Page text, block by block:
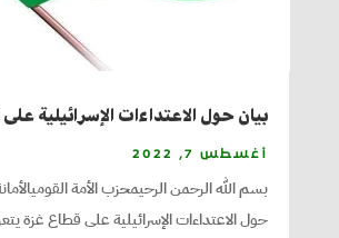
بيان حول الاعتداءات الإسرائيلية
أغسطس 7, 2022
بسم الله الرحمن الرحيمحزب الأمة
حول الاعتداءات الإسرائيلية على قطاع غزة